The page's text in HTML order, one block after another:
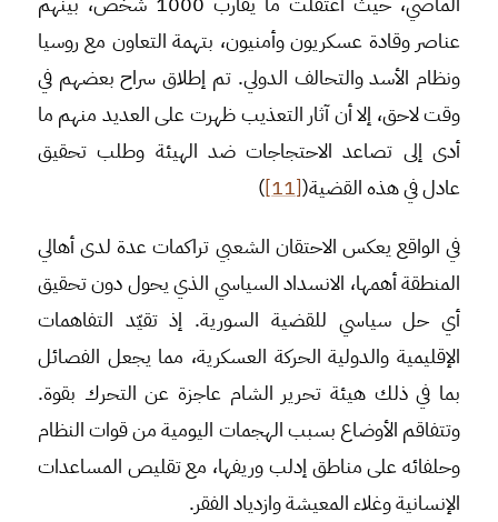
عناصر وقادة عسكريون وأمنيون، بتهمة التعاون مع روسيا
ونظام الأسد والتحالف الدولي. تم إطلاق سراح بعضهم في
وقت لاحق، إلا أن آثار التعذيب ظهرت على العديد منهم ما
أدى إلى تصاعد الاحتجاجات ضد الهيئة وطلب تحقيق
عادل في هذه القضية([11]
)
في الواقع يعكس الاحتقان الشعبي تراكمات عدة لدى أهالي
المنطقة أهمها، الانسداد السياسي الذي يحول دون تحقيق
أي حل سياسي للقضية السورية. إذ تقيّد التفاهمات
الإقليمية والدولية الحركة العسكرية، مما يجعل الفصائل
بما في ذلك هيئة تحرير الشام عاجزة عن التحرك بقوة.
وتتفاقم الأوضاع بسبب الهجمات اليومية من قوات النظام
وحلفائه على مناطق إدلب وريفها، مع تقليص المساعدات
الإنسانية وغلاء المعيشة وازدياد الفقر.